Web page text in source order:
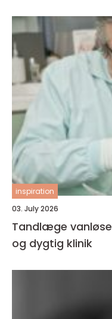
inspiration
03. July 2026
Tandlæge vanløse sådan vælger du en tryg
og dygtig klinik